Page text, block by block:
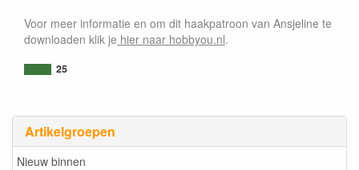
Artikelgroepen
Nieuw binnen
Voor meer informatie en om dit haakpatroon van Ansjeline te
downloaden klik je hier naar hobbyou.nl.
25